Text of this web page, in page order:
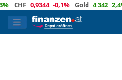
CHF 0,9344 -0,1% Gold 4 342 2,4%